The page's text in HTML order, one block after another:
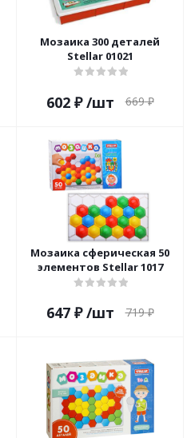
Мозаика 300 деталей
Stellar 01021
602₽ /шт 669₽
Мозаика сферическая 50
элементов Stellar 1017
647₽ /шт 719₽